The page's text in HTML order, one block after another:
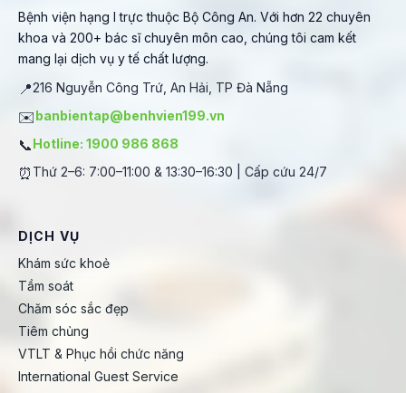
Bệnh viện hạng I trực thuộc Bộ Công An. Với hơn 22 chuyên
khoa và 200+ bác sĩ chuyên môn cao, chúng tôi cam kết
mang lại dịch vụ y tế chất lượng.
📍216 Nguyễn Công Trứ, An Hải, TP Đà Nẵng
✉️banbientap@benhvien199.vn
📞Hotline: 1900 986 868
⏰ Thứ 2–6: 7:00–11:00 & 13:30–16:30 | Cấp cứu 24/7
DỊCH VỤ
Khám sức khoẻ
Tầm soát
Chăm sóc sắc đẹp
Tiêm chủng
VTLT & Phục hồi chức năng
International Guest Service